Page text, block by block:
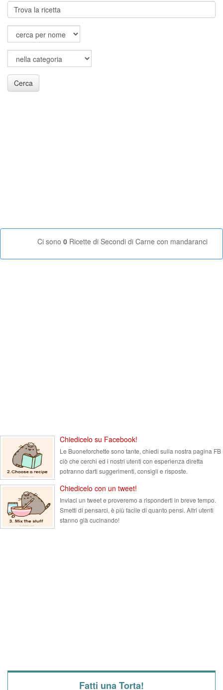
Cerca
Cerca
Ci sono 0 Ricette di Secondi di Carne con mandaranci
Chiedicelo su Facebook!
Le Buoneforchette sono tante, chiedi sulla nostra pagina FB
ciò che cerchi ed i nostri utenti con esperienza diretta
potranno darti suggerimenti, consigli e risposte.
Chiedicelo con un tweet!
Inviaci un tweet e proveremo a risponderti in breve tempo.
Smetti di pensarci, è più facile di quanto pensi. Altri utenti
stanno già cucinando!
Fatti una Torta!